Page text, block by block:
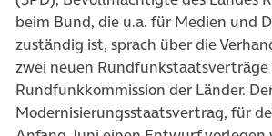
beim Bund, die u.a. für Medien und
zuständig ist, sprach über die
zwei neuen Rundfunkstaatsverträge
Rundfunkkommission der Länder.
Modernisierungsstaatsvertrag, für